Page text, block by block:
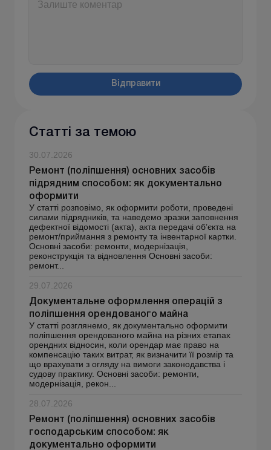
Відправити
Статті за темою
30.07.2026
Ремонт (поліпшення) основних засобів
підрядним способом: як документально
оформити
У статті розповімо, як оформити роботи, проведені
силами підрядників, та наведемо зразки заповнення
дефектної відомості (акта), акта передачі об’єкта на
ремонт/приймання з ремонту та інвентарної картки.
Основні засоби: ремонти, модернізація,
реконструкція та відновлення Основні засоби:
ремонт...
29.07.2026
Документальне оформлення операцій з
поліпшення орендованого майна
У статті розглянемо, як документально оформити
поліпшення орендованого майна на різних етапах
орендних відносин, коли орендар має право на
компенсацію таких витрат, як визначити її розмір та
що врахувати з огляду на вимоги законодавства і
судову практику. Основні засоби: ремонти,
модернізація, рекон...
28.07.2026
Ремонт (поліпшення) основних засобів
господарським способом: як
документально оформити